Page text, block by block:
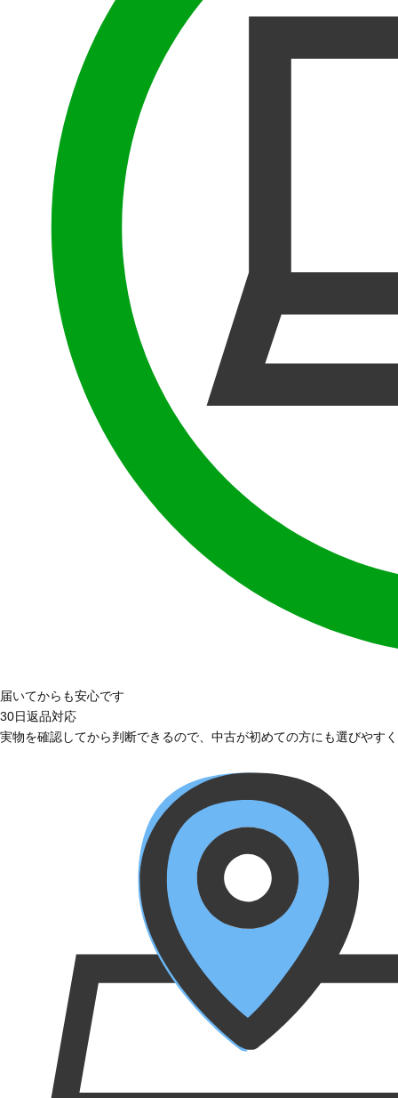
届いてからも安心です
30日返品対応
実物を確認してから判断できるので、中古が初めての方にも選びやす